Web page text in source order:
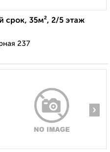
срок, 35м², 2/5 этаж
237
›